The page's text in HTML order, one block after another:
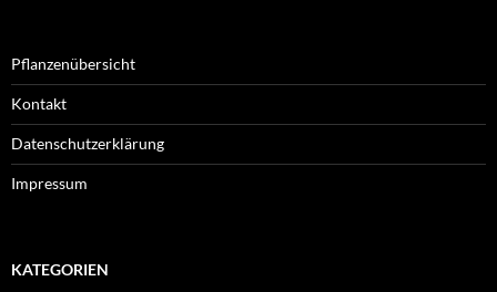
Pflanzenübersicht
Kontakt
Datenschutzerklärung
Impressum
KATEGORIEN